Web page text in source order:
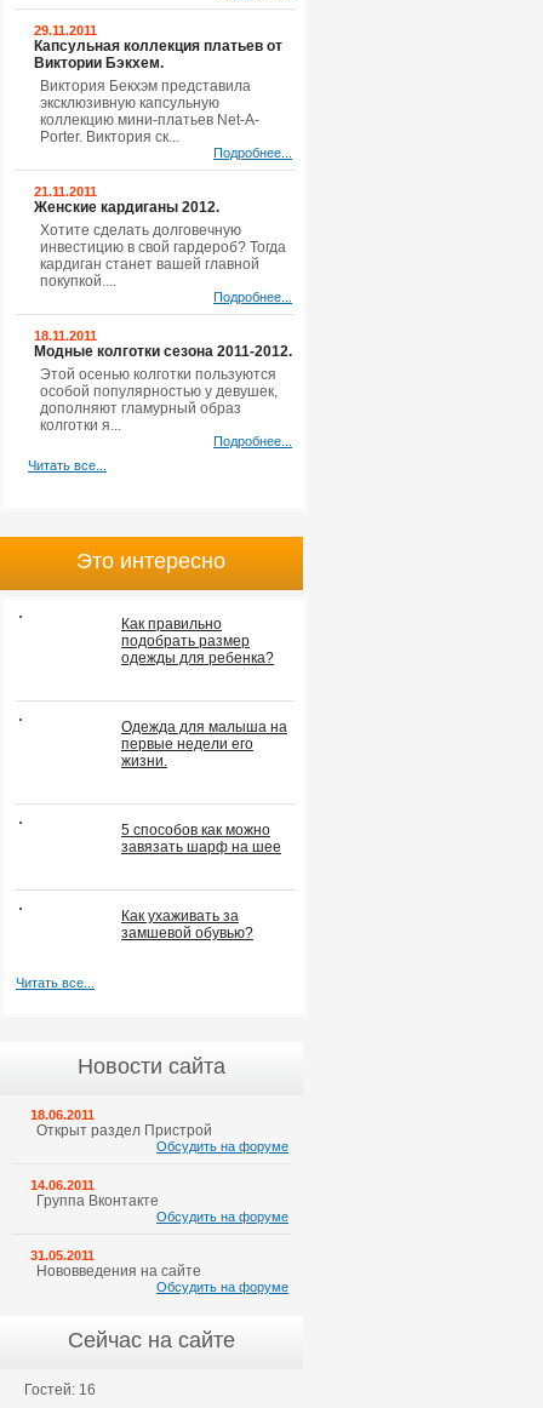
29.11.2011
Капсульная коллекция платьев от
Виктории Бэкхем.
Виктория Бекхэм представила
эксклюзивную капсульную
коллекцию мини-платьев Net-A-
Porter. Виктория ск...
Подробнее...
21.11.2011
Женские кардиганы 2012.
Хотите сделать долговечную
инвестицию в свой гардероб? Тогда
кардиган станет вашей главной
покупкой....
Подробнее...
18.11.2011
Модные колготки сезона 2011-2012.
Этой осенью колготки пользуются
особой популярностью у девушек,
дополняют гламурный образ
колготки я...
Подробнее...
Читать все...
Это интересно
Как правильно
подобрать размер
одежды для ребенка?
Одежда для малыша на
первые недели его
жизни.
5 способов как можно
завязать шарф на шее
Как ухаживать за
замшевой обувью?
Читать все...
Новости сайта
18.06.2011
Открыт раздел Пристрой
Обсудить на форуме
14.06.2011
Группа Вконтакте
Обсудить на форуме
31.05.2011
Нововведения на сайте
Обсудить на форуме
Сейчас на сайте
Гостей: 16